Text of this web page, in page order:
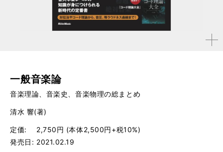
拡大す
一般音楽論
音楽理論、音楽史、音楽物理の総まとめ
清水 響(著)
定価
2,750円 (本体2,500円+税10%)
発売日
2021.02.19